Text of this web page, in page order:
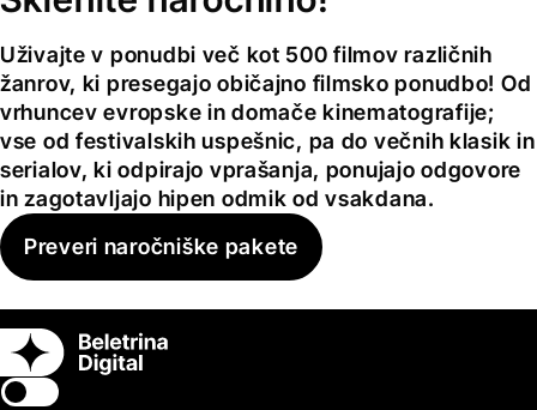
Uživajte v ponudbi več kot 500 filmov različnih
žanrov, ki presegajo običajno filmsko ponudbo! Od
vrhuncev evropske in domače kinematografije;
vse od festivalskih uspešnic, pa do večnih klasik in
serialov, ki odpirajo vprašanja, ponujajo odgovore
in zagotavljajo hipen odmik od vsakdana.
Preveri naročniške pakete
Switch theme